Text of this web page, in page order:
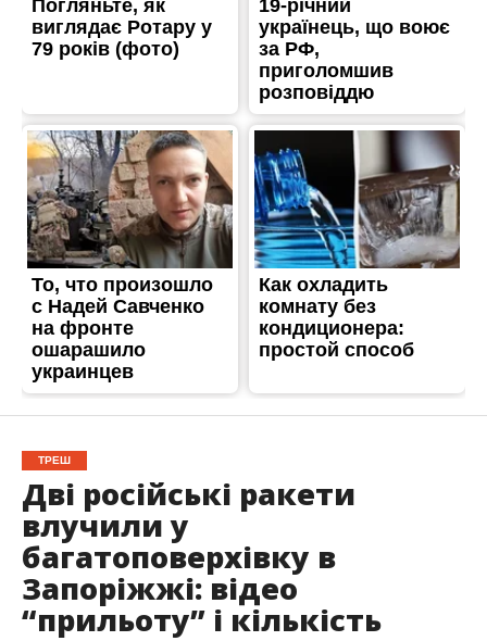
ТРЕШ
Дві російські ракети
влучили у
багатоповерхівку в
Запоріжжі: відео
“прильоту” і кількість